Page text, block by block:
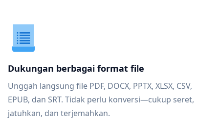
Dukungan berbagai format file
Unggah langsung file PDF, DOCX, PPTX, XLSX, CSV,
EPUB, dan SRT. Tidak perlu konversi—cukup seret,
jatuhkan, dan terjemahkan.